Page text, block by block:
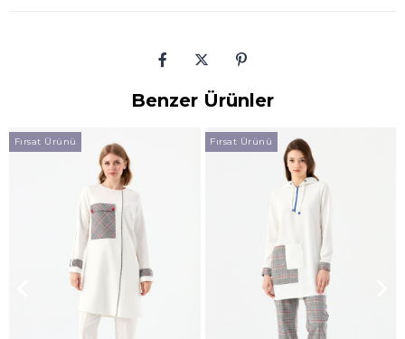
Benzer Ürünler
Fırsat Ürünü Fırsat Ürünü